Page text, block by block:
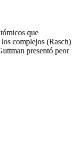
que
complejos (Rasch)
presentó peor